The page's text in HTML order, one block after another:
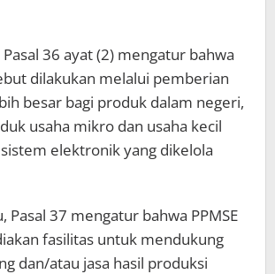
36 ayat (2) mengatur bahwa
dilakukan melalui pemberian
besar bagi produk dalam negeri,
usaha mikro dan usaha kecil
elektronik yang dikelola
Pasal 37 mengatur bahwa PPMSE
fasilitas untuk mendukung
dan/atau jasa hasil produksi